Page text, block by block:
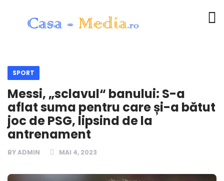
SPORT
Messi, „sclavul“ banului: S-a
aflat suma pentru care și-a bătut
joc de PSG, lipsind de la
antrenament
BYADMIN MAI 4, 2023